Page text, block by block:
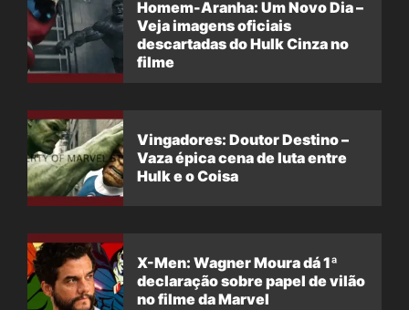
Homem-Aranha: Um Novo Dia –
Veja imagens oficiais
descartadas do Hulk Cinza no
filme
Vingadores: Doutor Destino –
Vaza épica cena de luta entre
Hulk e o Coisa
X-Men: Wagner Moura dá 1ª
declaração sobre papel de vilão
no filme da Marvel